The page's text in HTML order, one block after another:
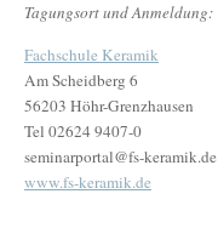
Tagungsort und Anmeldung:
Fachschule Keramik
Am Scheidberg 6
56203 Höhr-Grenzhausen
Tel 02624 9407-0
seminarportal@fs-keramik.de
www.fs-keramik.de